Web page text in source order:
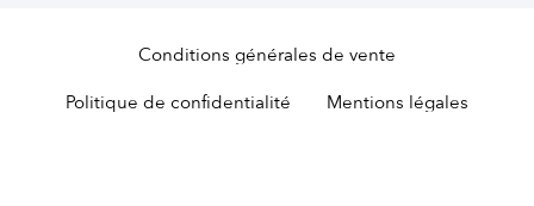
Conditions générales de vente
Politique de confidentialité Mentions légales